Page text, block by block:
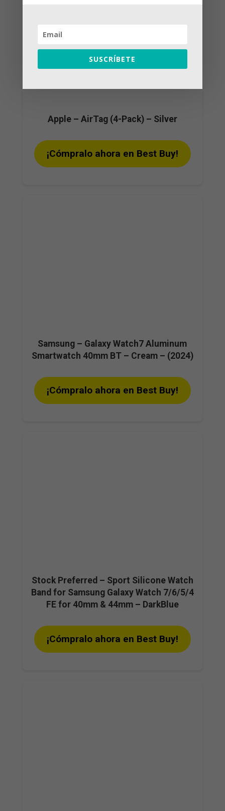
Apple – AirTag (4-Pack) – Silver
¡Cómpralo ahora en Best Buy!
Samsung – Galaxy Watch7 Aluminum
Smartwatch 40mm BT – Cream – (2024)
¡Cómpralo ahora en Best Buy!
Stock Preferred – Sport Silicone Watch
Band for Samsung Galaxy Watch 7/6/5/4
FE for 40mm & 44mm – DarkBlue
¡Cómpralo ahora en Best Buy!
SUSCRÍBETE